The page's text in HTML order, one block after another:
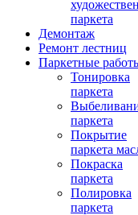
паркета
Демонтаж
Ремонт лестниц
Паркетные
Тонировка
паркета
паркета
Покрытие
паркета
Покраска
паркета
Полировка
паркета